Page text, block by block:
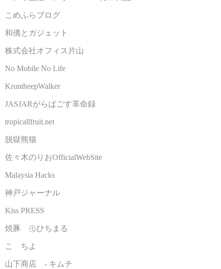
こめふらブログ
和僑とガジェット
株式会社オフィス片山
No Mobile No Life
KruntheepWalker
JASJARがらぱごす革命録
tropicallfruit.net
脱獄熊猫
佐々木のりおOfficialWebSite
Malaysia Hacks
神戸ジャーナル
Kiss PRESS
焼豚 ㊆ひちまる
こゝちよ
山下商店 - キムチ